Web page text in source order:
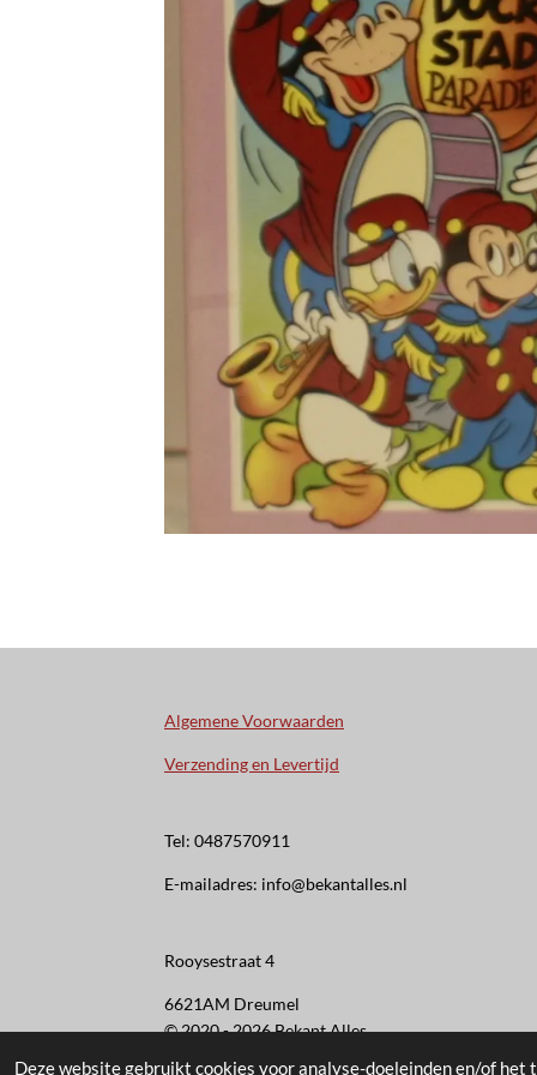
Deze website gebruikt cookies voor analyse-doeleinden en/of
Algemene Voorwaarden
Verzending en Levertijd
Tel: 0487570911
E-mailadres: info@bekantalles.nl
Rooysestraat 4
6621AM Dreumel
© 2020 - 2026 Bekant Alles